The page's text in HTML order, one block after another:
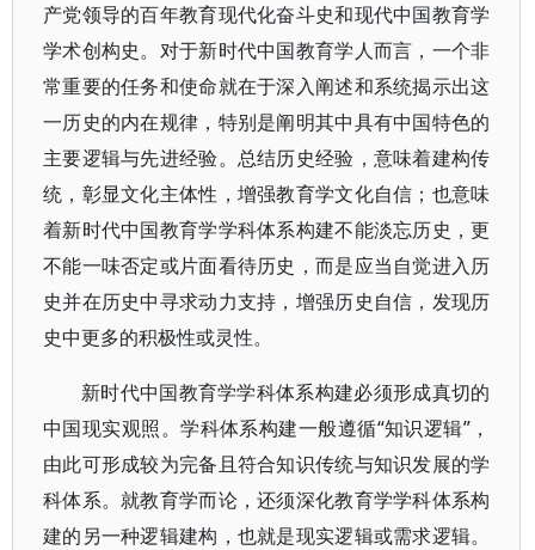
产党领导的百年教育现代化奋斗史和现代中国教育学
学术创构史。对于新时代中国教育学人而言，一个非
常重要的任务和使命就在于深入阐述和系统揭示出这
一历史的内在规律，特别是阐明其中具有中国特色的
主要逻辑与先进经验。总结历史经验，意味着建构传
统，彰显文化主体性，增强教育学文化自信；也意味
着新时代中国教育学学科体系构建不能淡忘历史，更
不能一味否定或片面看待历史，而是应当自觉进入历
史并在历史中寻求动力支持，增强历史自信，发现历
史中更多的积极性或灵性。
新时代中国教育学学科体系构建必须形成真切的
中国现实观照。学科体系构建一般遵循“知识逻辑”，
由此可形成较为完备且符合知识传统与知识发展的学
科体系。就教育学而论，还须深化教育学学科体系构
建的另一种逻辑建构，也就是现实逻辑或需求逻辑。